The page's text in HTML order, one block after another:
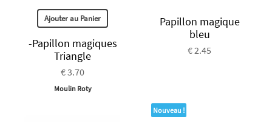
Ajouter au Panier
-Papillon magiques
Triangle
€ 3.70
Moulin Roty
Papillon magique
bleu
€ 2.45
Nouveau !